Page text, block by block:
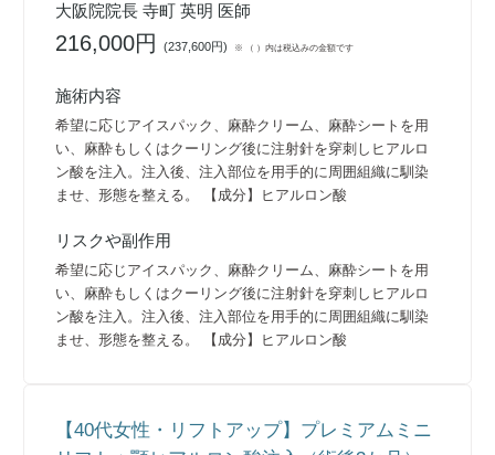
大阪院院長 寺町 英明 医師
216,000円(237,600円) ※ （ ）内は税込みの金額です
施術内容
希望に応じアイスパック、麻酔クリーム、麻酔シートを用
い、麻酔もしくはクーリング後に注射針を穿刺しヒアルロ
ン酸を注入。注入後、注入部位を用手的に周囲組織に馴染
ませ、形態を整える。 【成分】ヒアルロン酸
リスクや副作用
希望に応じアイスパック、麻酔クリーム、麻酔シートを用
い、麻酔もしくはクーリング後に注射針を穿刺しヒアルロ
ン酸を注入。注入後、注入部位を用手的に周囲組織に馴染
ませ、形態を整える。 【成分】ヒアルロン酸
【40代女性・リフトアップ】プレミアムミニ